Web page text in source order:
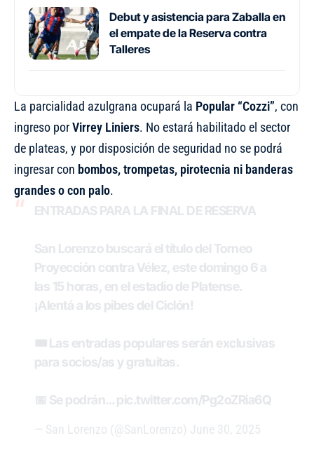
Debut y asistencia para Zaballa en
el empate de la Reserva contra
Talleres
La parcialidad azulgrana ocupará la Popular “Cozzi”, con
ingreso porVirrey Liniers. No estará habilitado el sector
de plateas, y por disposición de seguridad no se podrá
ingresar con bombos, trompetas, pirotecnia ni banderas
grandes o con palo.
ENTRADAS PARA LA FINAL DE RESERVA
San Lorenzo buscará el título del Torneo
Proyección contra Vélez, este domingo 6 a
las 15 horas, en el estadio de Platense.
¡Alentá a los pibes del Ciclón!
🎟️ Las entradas populares serán exclusivas
para socios/as y gratuitas.
📅 Se podrán…pic.twitter.com/Pg2oZRia6Q
— San Lorenzo (@SanLorenzo) June 30, 2025